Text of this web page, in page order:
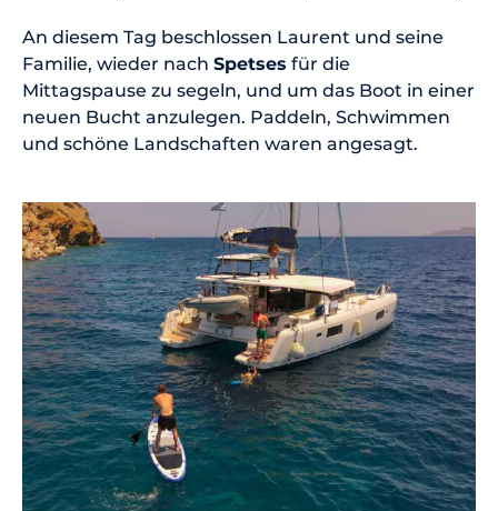
An diesem Tag beschlossen Laurent und seine
Familie, wieder nach Spetses für die
Mittagspause zu segeln, und um das Boot in einer
neuen Bucht anzulegen. Paddeln, Schwimmen
und schöne Landschaften waren angesagt.